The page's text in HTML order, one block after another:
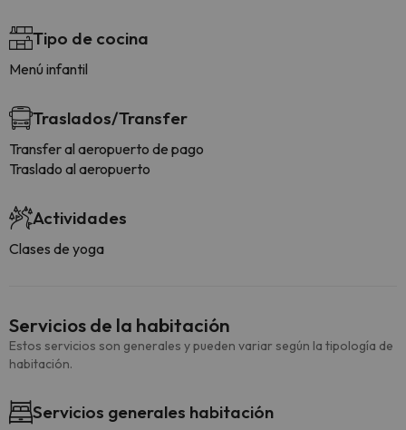
Tipo de cocina
Menú infantil
Traslados/Transfer
Transfer al aeropuerto de pago
Traslado al aeropuerto
Actividades
Clases de yoga
Servicios de la habitación
Estos servicios son generales y pueden variar según la tipología de
habitación.
Servicios generales habitación